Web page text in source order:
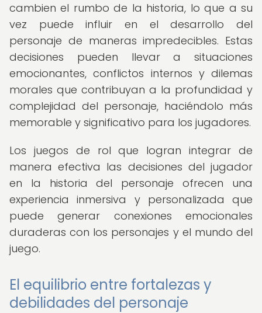
cambien el rumbo de la historia, lo que a su
vez puede influir en el desarrollo del
personaje de maneras impredecibles. Estas
decisiones pueden llevar a situaciones
emocionantes, conflictos internos y dilemas
morales que contribuyan a la profundidad y
complejidad del personaje, haciéndolo más
memorable y significativo para los jugadores.
Los juegos de rol que logran integrar de
manera efectiva las decisiones del jugador
en la historia del personaje ofrecen una
experiencia inmersiva y personalizada que
puede generar conexiones emocionales
duraderas con los personajes y el mundo del
juego.
El equilibrio entre fortalezas y
debilidades del personaje